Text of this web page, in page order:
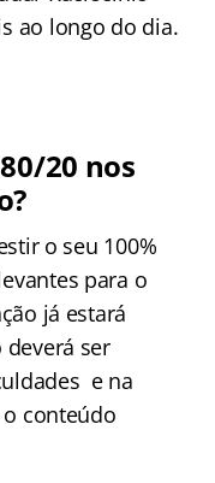
ao longo do dia.
20 nos
o seu 100%
para o
já estará
ser
e na
conteúdo